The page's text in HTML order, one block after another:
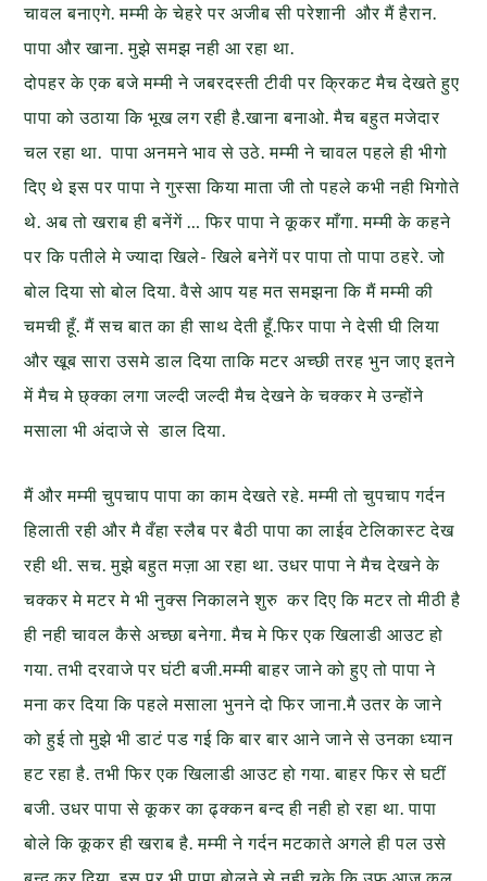
चावल बनाएगे. मम्मी के चेहरे पर अजीब सी परेशानी और मैं हैरान.
पापा औरखाना. मुझे समझ नही आ रहा था.
दोपहर के एक बजे मम्मी ने जबरदस्ती टीवी पर क्रिकट मैच देखते हुए
पापा को उठाया कि भूख लग रही है.खाना बनाओ. मैच बहुत मजेदार
चल रहा था. पापा अनमने भाव से उठे. मम्मी ने चावल पहले ही भीगो
दिए थे इस पर पापा ने गुस्सा किया माता जी तो पहले कभी नही भिगोते
थे. अब तो खराब ही बनेंगें … फिर पापा ने कूकर माँगा. मम्मी के कहने
पर कि पतीले मे ज्यादा खिले- खिले बनेगें पर पापा तो पापा ठहरे. जो
बोल दिया सो बोल दिया. वैसे आप यह मत समझना कि मैं मम्मी की
चमची हूँ. मैं सच बात का ही साथ देती हूँ.फिर पापा ने देसी घी लिया
और खूब सारा उसमे डाल दिया ताकि मटर अच्छी तरह भुन जाए इतने
में मैच मे छ्क्का लगा जल्दी जल्दी मैच देखने के चक्कर मे उन्होंने
मसाला भी अंदाजे से डाल दिया.
मैं और मम्मी चुपचाप पापा का काम देखते रहे. मम्मी तो चुपचाप गर्दन
हिलाती रही और मै वँहा स्लैब पर बैठी पापा का लाईव टेलिकास्ट देख
रही थी. सच. मुझे बहुत मज़ा आ रहा था. उधर पापा ने मैच देखने के
चक्कर मे मटर मे भी नुक्स निकालने शुरु कर दिए कि मटर तो मीठी है
ही नही चावल कैसे अच्छा बनेगा. मैच मे फिर एक खिलाडी आउट हो
गया. तभी दरवाजे पर घंटी बजी.मम्मी बाहर जाने को हुए तो पापा ने
मना कर दिया कि पहले मसाला भुनने दो फिर जाना.मै उतर के जाने
को हुई तो मुझे भी डाटं पड गई कि बार बार आने जाने से उनका ध्यान
हट रहा है. तभी फिर एक खिलाडी आउट हो गया. बाहर फिर से घटीं
बजी. उधर पापा से कूकर का ढ्क्कन बन्द ही नही हो रहा था. पापा
बोले कि कूकर ही खराब है. मम्मी ने गर्दन मटकाते अगले ही पल उसे
बन्द कर दिया. इस पर भी पापा बोलने से नही चूके कि उफ आज कल